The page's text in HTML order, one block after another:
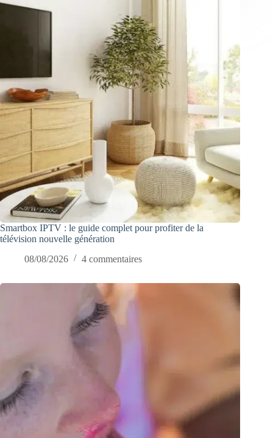
Smartbox IPTV : le guide complet pour profiter de la
télévision nouvelle génération
08/08/2026
4 commentaires